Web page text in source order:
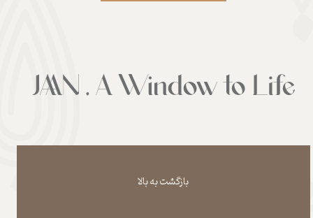
بازگشت به بالا